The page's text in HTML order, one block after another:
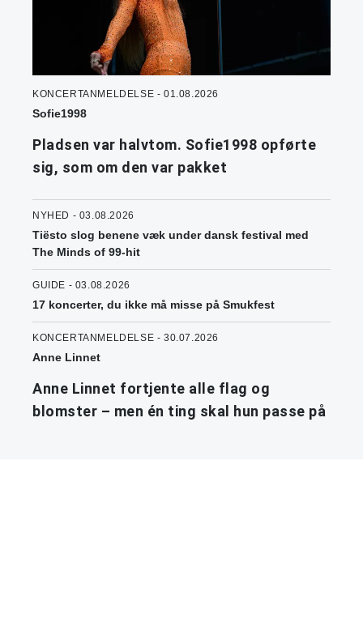
KONCERTANMELDELSE - 01.08.2026
Sofie1998
Pladsen var halvtom. Sofie1998 opførte
sig, som om den var pakket
NYHED - 03.08.2026
Tiësto slog benene væk under dansk festival med
The Minds of 99-hit
GUIDE - 03.08.2026
17 koncerter, du ikke må misse på Smukfest
KONCERTANMELDELSE - 30.07.2026
Anne Linnet
Anne Linnet fortjente alle flag og
blomster – men én ting skal hun passe på